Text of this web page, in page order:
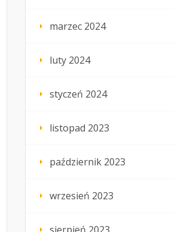
marzec 2024
luty 2024
styczeń 2024
listopad 2023
październik 2023
wrzesień 2023